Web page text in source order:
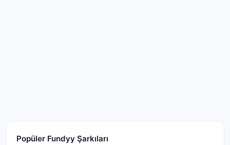
Popüler Fundyy Şarkıları